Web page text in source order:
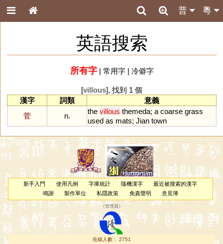
粵
普
英語搜索
所有字| 常用字| 冷僻字
[villous], 找到 1 個
漢字
詞類
意義
菅
n.
the villous themeda; a coarse grass
used as mats; Jian town
新手入門 使用凡例 字庫統計 隨機漢字
最近被搜索的漢字
鳴謝
製作單位 私隱政策 免責聲明 意見簿
（管理員 ）
在線人數： 2751